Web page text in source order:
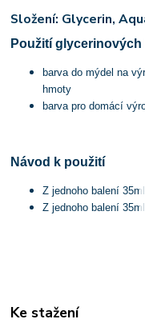
Složení: Glycerin,
Použití glycerinových
barva do mýdel na
hmoty
barva pro domácí
Návod k použití
Z jednoho balení
Z jednoho balení
Ke stažení